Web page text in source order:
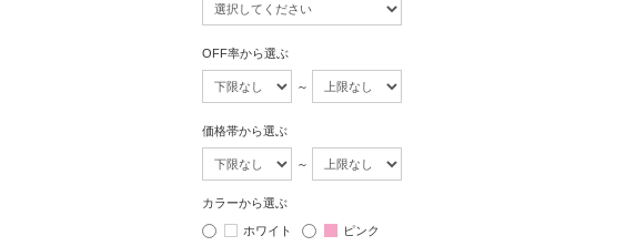
OFF率から選ぶ
～
価格帯から選ぶ
～
カラーから選ぶ
ホワイト ピンク